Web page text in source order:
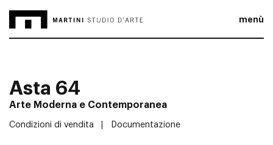
menù
Asta 64
Arte Moderna e Contemporanea
Condizioni di vendita Documentazione